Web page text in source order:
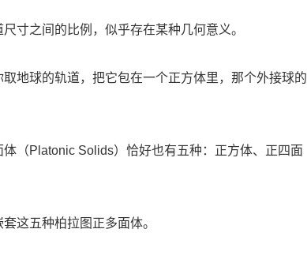
寸之间的比例，似乎存在某种几何意义。
地球的轨道，把它包在一个正方体里，那个外接球的
（Platonic Solids）恰好也有五种：正方体、正四面
这五种柏拉图正多面体。